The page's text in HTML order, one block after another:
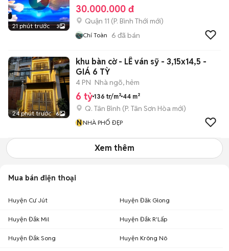
21 phút trước 3
30.000.000 đ
Quận 11 (P. Bình Thới mới)
Chí Toàn 6 đã bán
24 phút trước 6
khu bàn cờ - LÊ ván sỹ - 3,15x14,5 -
GIÁ 6 TỲ
4 PN Nhà ngõ, hẻm
6 tỷ 136 tr/m² 44 m²
Q. Tân Bình (P. Tân Sơn Hòa mới)
NNHÀ PHỐ ĐẸP
Xem thêm
Mua bán điện thoại
Huyện Cư Jút Huyện Đăk Glong
Huyện Đắk Mil Huyện Đắk R'Lấp
Huyện Đắk Song Huyện Krông Nô